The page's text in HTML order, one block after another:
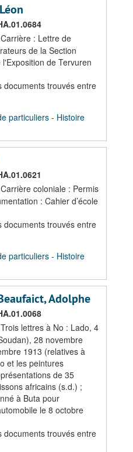
Carrière : Lettre de
de la Section
de Tervuren
documents trouvés entre
particuliers - Histoire
Carrière coloniale : Permis
: Cahier d’école
documents trouvés entre
particuliers - Histoire
Adolphe
Trois lettres à No : Lado, 4
28 novembre
1913 (relatives à
et les peintures
de 35
africains (s.d.) ;
à Buta pour
le 8 octobre
documents trouvés entre